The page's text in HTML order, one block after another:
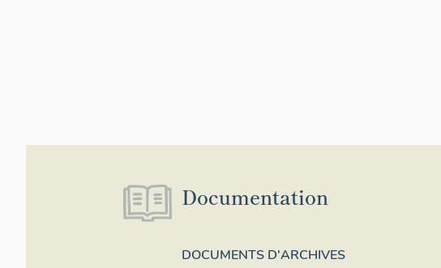
Documentation
DOCUMENTS D'ARCHIVES